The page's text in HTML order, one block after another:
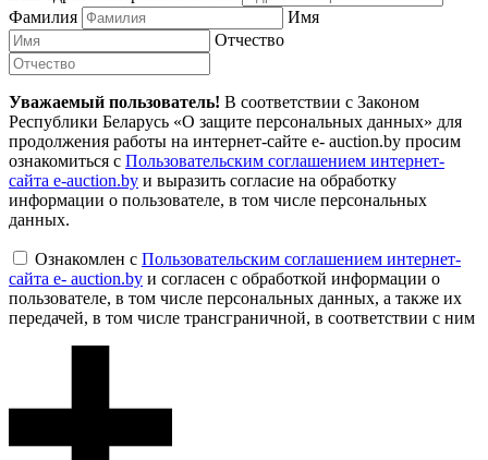
Фамилия
Имя
Отчество
Уважаемый пользователь! В соответствии с Законом
Республики Беларусь «О защите персональных данных» для
продолжения работы на интернет-сайте e- auction.by просим
ознакомиться с Пользовательским соглашением интернет-
сайта e-auction.by и выразить согласие на обработку
информации о пользователе, в том числе персональных
данных.
Ознакомлен с Пользовательским соглашением интернет-
сайта e- auction.by и согласен с обработкой информации о
пользователе, в том числе персональных данных, а также их
передачей, в том числе трансграничной, в соответствии с ним